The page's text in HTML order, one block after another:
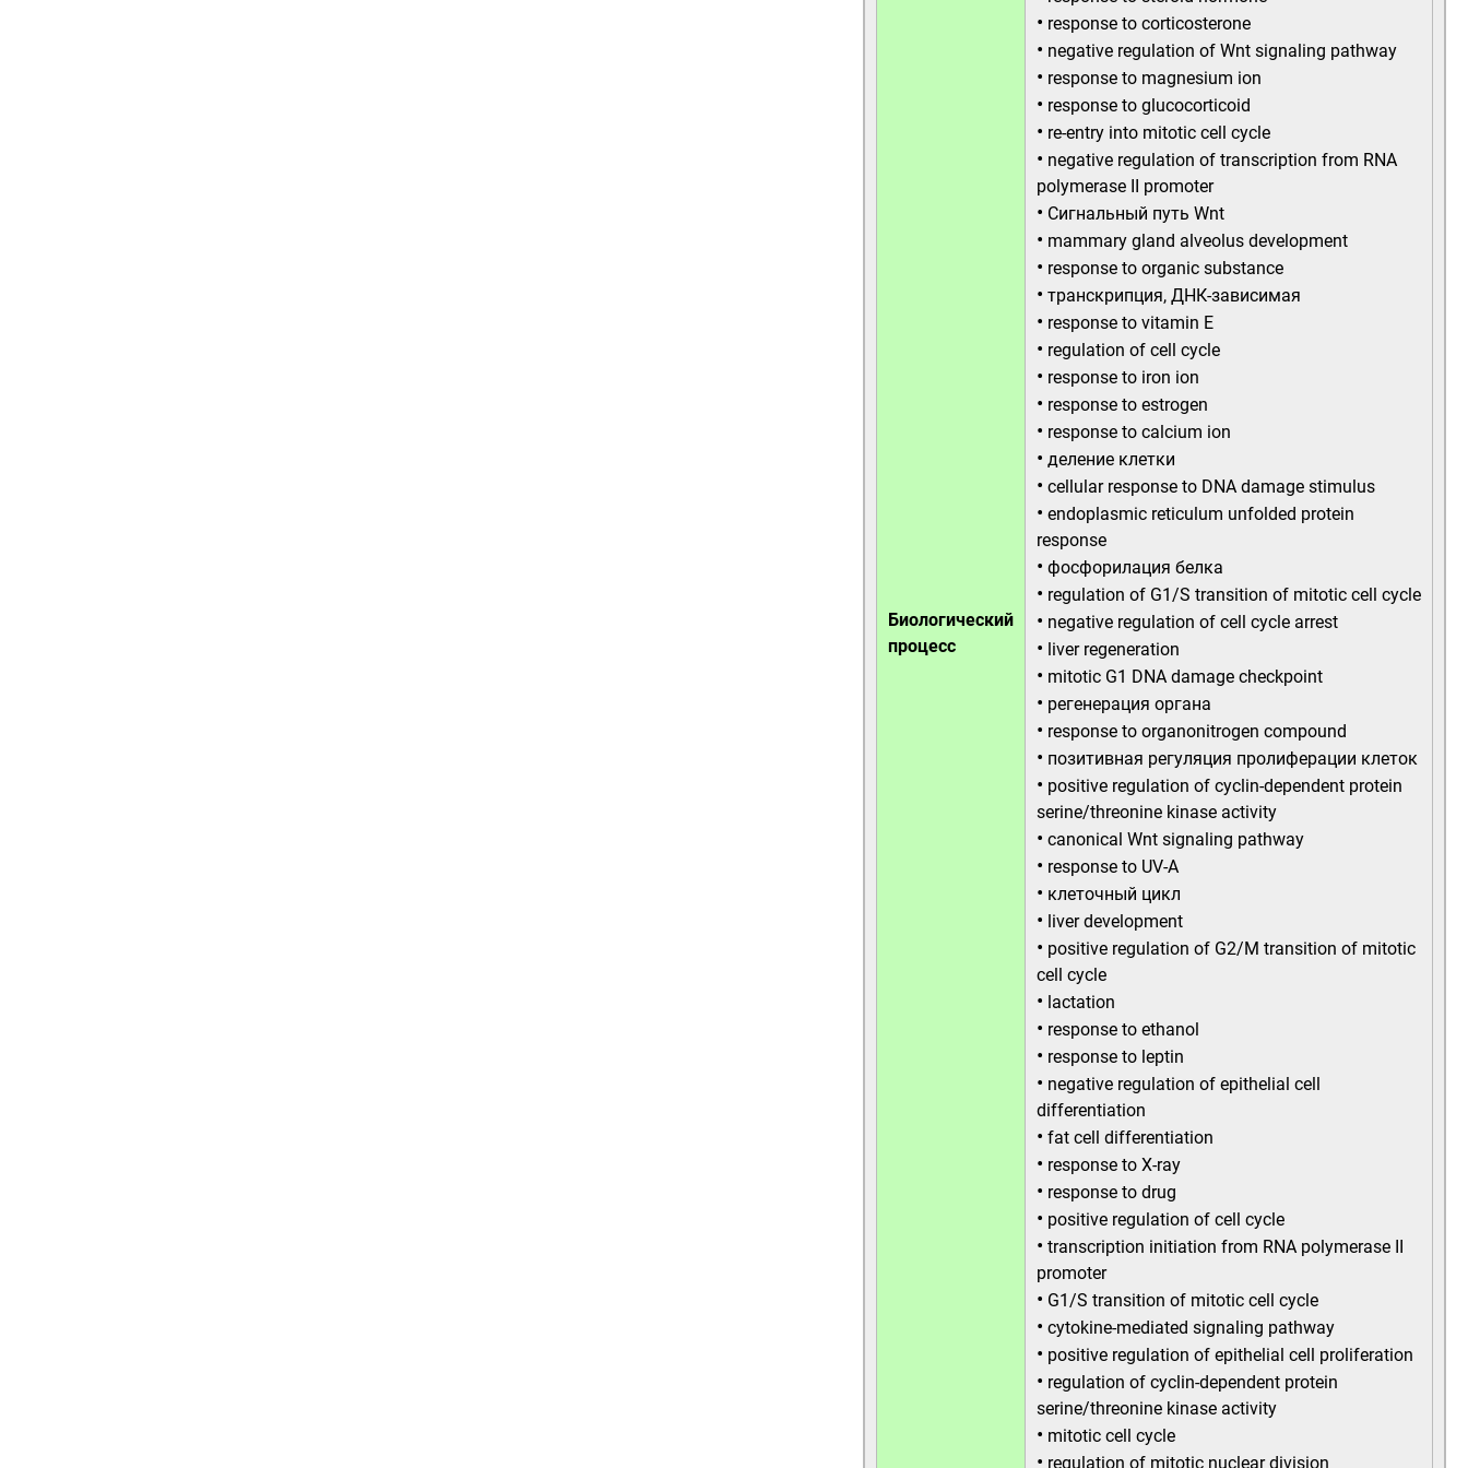
Биологический
процесс
• response to corticosterone
• negative regulation of Wnt signaling pathway
• response to magnesium ion
• response to glucocorticoid
• re-entry into mitotic cell cycle
• negative regulation of transcription from RNA
polymerase II promoter
• Сигнальный путь Wnt
• mammary gland alveolus development
• response to organic substance
• транскрипция, ДНК-зависимая
• response to vitamin E
• regulation of cell cycle
• response to iron ion
• response to estrogen
• response to calcium ion
• деление клетки
• cellular response to DNA damage stimulus
• endoplasmic reticulum unfolded protein
response
• фосфорилация белка
• regulation of G1/S transition of mitotic cell cycle
• negative regulation of cell cycle arrest
• liver regeneration
• mitotic G1 DNA damage checkpoint
• регенерация органа
• response to organonitrogen compound
• позитивная регуляция пролиферации клеток
• positive regulation of cyclin-dependent protein
serine/threonine kinase activity
• canonical Wnt signaling pathway
• response to UV-A
• клеточный цикл
• liver development
• positive regulation of G2/M transition of mitotic
cell cycle
• lactation
• response to ethanol
• response to leptin
• negative regulation of epithelial cell
differentiation
• fat cell differentiation
• response to X-ray
• response to drug
• positive regulation of cell cycle
• transcription initiation from RNA polymerase II
promoter
• G1/S transition of mitotic cell cycle
• cytokine-mediated signaling pathway
• positive regulation of epithelial cell proliferation
• regulation of cyclin-dependent protein
serine/threonine kinase activity
• mitotic cell cycle
• regulation of mitotic nuclear division